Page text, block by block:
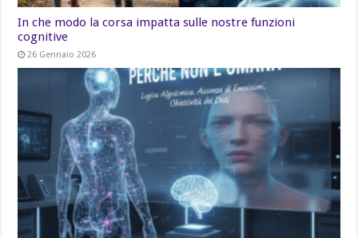
In che modo la corsa impatta sulle nostre funzioni
cognitive
26 Gennaio 2026